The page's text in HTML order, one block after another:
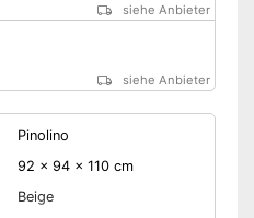
siehe Anbieter
siehe Anbieter
Pinolino
92 x 94 x 110 cm
Beige